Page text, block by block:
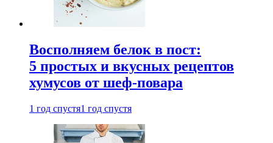
Восполняем белок в пост:
5 простых и вкусных рецептов
хумусов от шеф-повара
1 год спустя1 год спустя